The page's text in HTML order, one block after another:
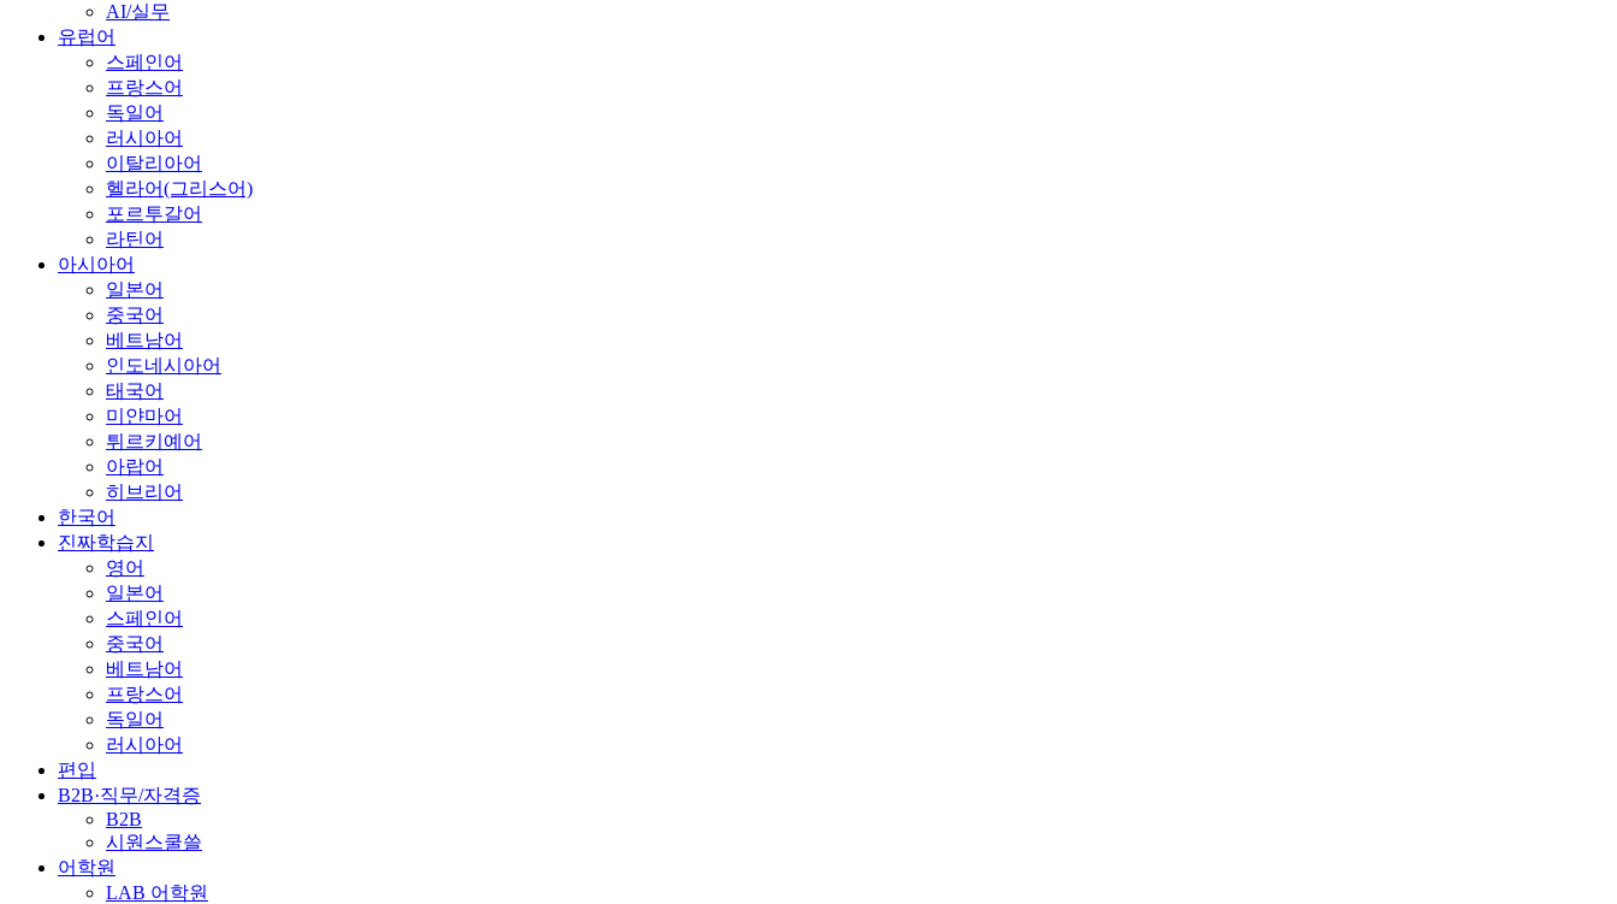
AI/실무
유럽어
스페인어
프랑스어
독일어
러시아어
이탈리아어
헬라어(그리스어)
포르투갈어
라틴어
아시아어
일본어
중국어
베트남어
인도네시아어
태국어
미얀마어
튀르키예어
아랍어
히브리어
한국어
진짜학습지
영어
일본어
스페인어
중국어
베트남어
프랑스어
독일어
러시아어
편입
B2B·직무/자격증
B2B
시원스쿨쓸
어학원
LAB 어학원